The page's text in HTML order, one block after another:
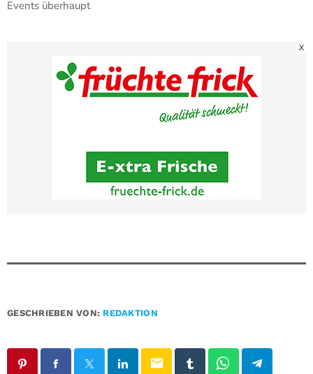
Events überhaupt
X
GESCHRIEBEN VON: REDAKTION
email